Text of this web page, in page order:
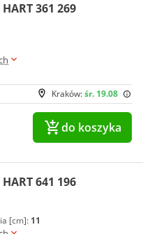
361 269
Kraków:śr. 19.08
do koszyka
641 196
[cm]: 11